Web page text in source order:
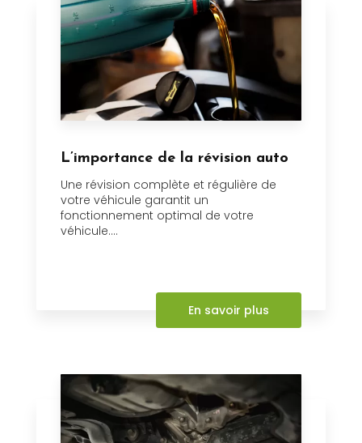
L’importance de la révision auto
Une révision complète et régulière de
votre véhicule garantit un
fonctionnement optimal de votre
véhicule....
En savoir plus